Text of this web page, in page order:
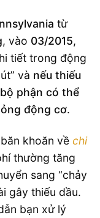
từ
, vào 03/2015,
tiết trong động
và nếu thiếu
phận có thể
động cơ.
khoăn về chi
thường tăng
sang “chảy
gây thiếu dầu.
bạn xử lý